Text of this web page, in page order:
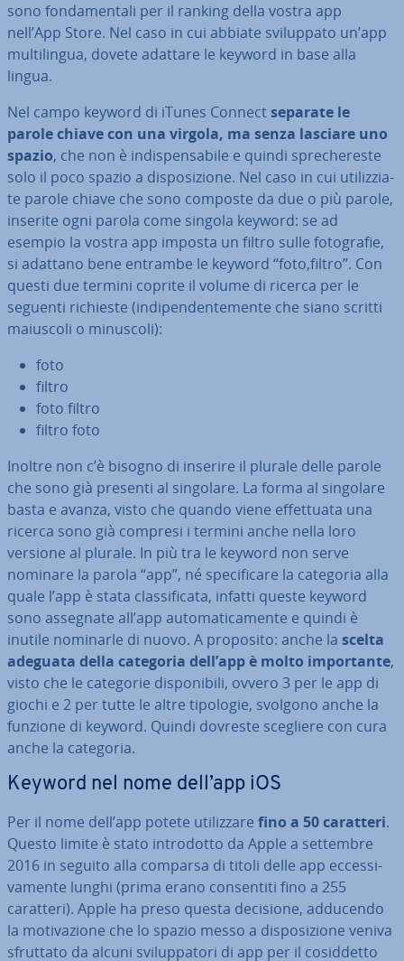
sono fon­da­men­ta­li per il ranking della vostra app
nell’App Store. Nel caso in cui abbiate svi­lup­pa­to un’app
mul­ti­lin­gua, dovete adattare le keyword in base alla
lingua.
Nel campo keyword di iTunes Connectseparate le
parole chiave con una virgola, ma senza lasciare uno
spazio, che non è in­di­spen­sa­bi­le e quindi spre­che­re­ste
solo il poco spazio a di­spo­si­zio­ne. Nel caso in cui uti­liz­zia­
te parole chiave che sono composte da due o più parole,
inserite ogni parola come singola keyword: se ad
esempio la vostra app imposta un filtro sulle fo­to­gra­fie,
si adattano bene entrambe le keyword “foto,filtro”. Con
questi due termini coprite il volume di ricerca per le
seguenti richieste (in­di­pen­den­te­men­te che siano scritti
maiuscoli o minuscoli):
foto
filtro
foto filtro
filtro foto
Inoltre non c’è bisogno di inserire il plurale delle parole
che sono già presenti al singolare. La forma al singolare
basta e avanza, visto che quando viene ef­fet­tua­ta una
ricerca sono già compresi i termini anche nella loro
versione al plurale. In più tra le keyword non serve
nominare la parola “app”, né spe­ci­fi­ca­re la categoria alla
quale l’app è stata clas­si­fi­ca­ta, infatti queste keyword
sono assegnate all’app au­to­ma­ti­ca­men­te e quindi è
inutile nominarle di nuovo. A proposito: anche la scelta
adeguata della categoria dell’app è molto im­por­tan­te,
visto che le categorie di­spo­ni­bi­li, ovvero 3 per le app di
giochi e 2 per tutte le altre tipologie, svolgono anche la
funzione di keyword. Quindi dovreste scegliere con cura
anche la categoria.
Keyword nel nome dell’app iOS
Per il nome dell’app potete uti­liz­za­re fino a 50 caratteri.
Questo limite è stato in­tro­dot­to da Apple a settembre
2016 in seguito alla comparsa di titoli delle app ec­ces­si­
va­men­te lunghi (prima erano con­sen­ti­ti fino a 255
caratteri). Apple ha preso questa decisione, adducendo
la mo­ti­va­zio­ne che lo spazio messo a di­spo­si­zio­ne veniva
sfruttato da alcuni svi­lup­pa­to­ri di app per il co­sid­det­to